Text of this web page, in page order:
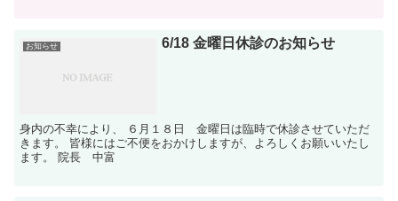
お知らせ 6/18 金曜日休診のお知らせ
身内の不幸により、 ６月１８日 金曜日は臨時で休診させていただ
きます。 皆様にはご不便をおかけしますが、よろしくお願いいたし
ます。 院長 中富